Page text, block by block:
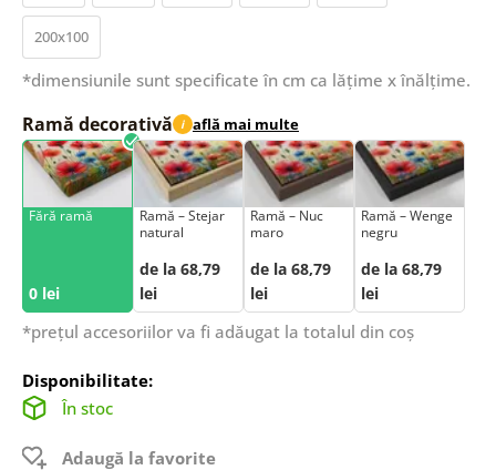
200x100
*dimensiunile sunt specificate în cm ca lățime x înălțime.
Ramă decorativă i află mai multe
Fără ramă
0 lei
Ramă – Stejar
natural
de la 68,79
lei
Ramă – Nuc
maro
de la 68,79
lei
Ramă – Wenge
negru
de la 68,79
lei
*prețul accesoriilor va fi adăugat la totalul din coș
Disponibilitate:
În stoc
Adaugă la favorite